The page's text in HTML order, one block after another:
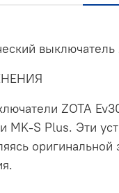
ZOTA
MK-S Plus. Эти